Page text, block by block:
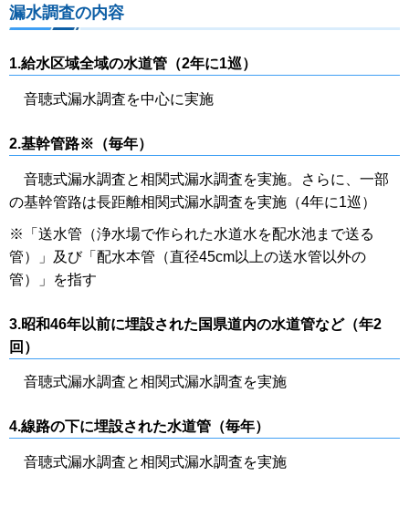
漏水調査の内容
1.給水区域全域の水道管（2年に1巡）
音聴式漏水調査を中心に実施
2.基幹管路※（毎年）
音聴式漏水調査と相関式漏水調査を実施。さらに、一部
の基幹管路は長距離相関式漏水調査を実施（4年に1巡）
※「送水管（浄水場で作られた水道水を配水池まで送る
管）」及び「配水本管（直径45cm以上の送水管以外の
管）」を指す
3.昭和46年以前に埋設された国県道内の水道管など（年2
回）
音聴式漏水調査と相関式漏水調査を実施
4.線路の下に埋設された水道管（毎年）
音聴式漏水調査と相関式漏水調査を実施